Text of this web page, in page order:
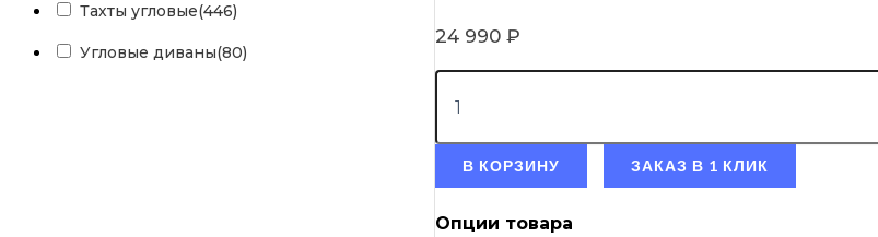
Тахты угловые(446)
Угловые диваны(80)
24 990₽
В КОРЗИНУ ЗАКАЗ В 1 КЛИК
Опции товара